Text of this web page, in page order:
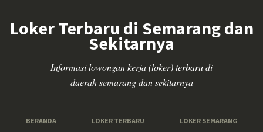
Loker Terbaru di Semarang dan
Sekitarnya
Informasi lowongan kerja (loker) terbaru di
daerah semarang dan sekitarnya
BERANDA LOKER TERBARU LOKER SEMARANG